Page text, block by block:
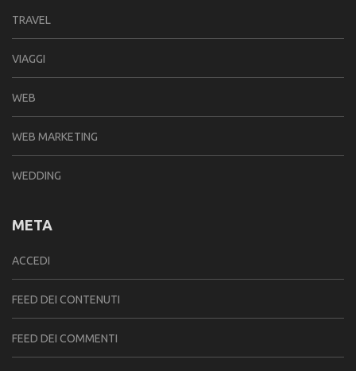
TRAVEL
VIAGGI
WEB
WEB MARKETING
WEDDING
META
ACCEDI
FEED DEI CONTENUTI
FEED DEI COMMENTI